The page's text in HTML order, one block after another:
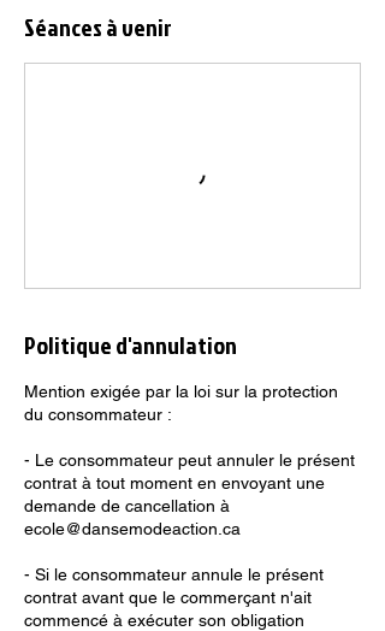
Séances à venir
Politique d'annulation
Mention exigée par la loi sur la protection
du consommateur :
- Le consommateur peut annuler le présent
contrat à tout moment en envoyant une
demande de cancellation à
ecole@dansemodeaction.ca
- Si le consommateur annule le présent
contrat avant que le commerçant n'ait
commencé à exécuter son obligation